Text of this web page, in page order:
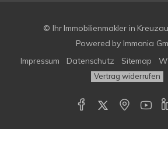
© Ihr Immobilienmakler in
Powered by Immonia
Impressum
Datenschutz Sitemap
Vertrag widerrufen